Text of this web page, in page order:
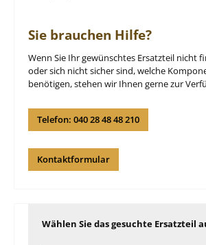
Sie brauchen Hilfe?
Wenn Sie Ihr gewünschtes Ersatzteil nicht
oder sich nicht sicher sind, welche
benötigen, stehen wir Ihnen gerne zur
Telefon: 040 28 48 48 210
Kontaktformular
Wählen Sie das gesuchte Ersatzteil